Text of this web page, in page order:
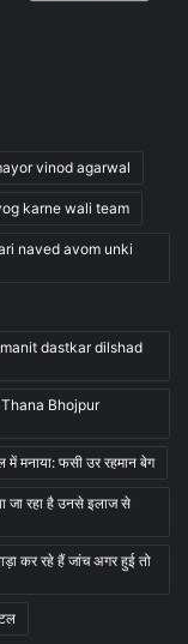
vinod agarwal
karne wali team
naved avom unki
dastkar dilshad
Bhojpur
मनाया: फसी उर रहमान बेग
जा रहा है उनसे इलाज से
कर रहे हैं जांच अगर हुई तो